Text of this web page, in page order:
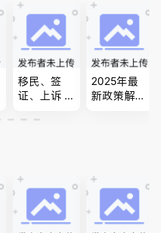
移民、签
证、上诉 --
责、全程跟
2025年最
新政策解
团聚，投资
移民以及各
类省提名和
技术移民